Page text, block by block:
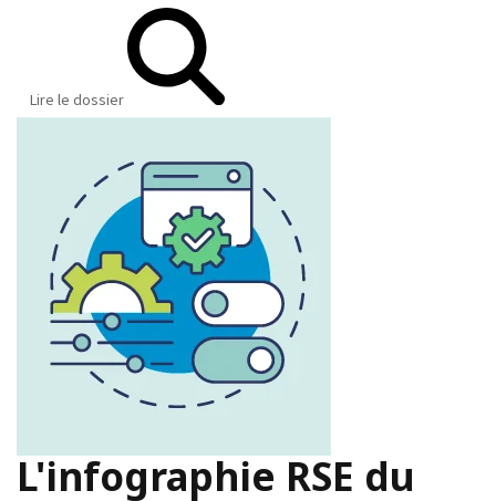
Lire le dossier
L'infographie RSE du